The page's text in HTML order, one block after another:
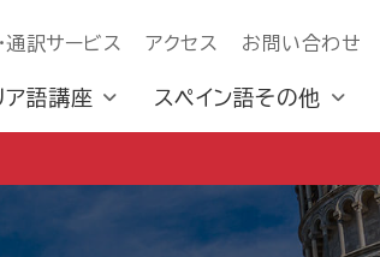
通訳サービス アクセス お問い合わせ
ア語講座 スペイン語その他